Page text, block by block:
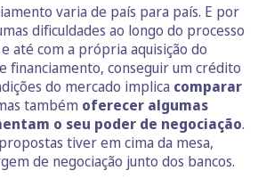
varia de país para país. E por
dificuldades ao longo do processo
até com a própria aquisição do
financiamento, conseguir um crédito
do mercado implica comparar
também oferecer algumas
o seu poder de negociação.
tiver em cima da mesa,
de negociação junto dos bancos.